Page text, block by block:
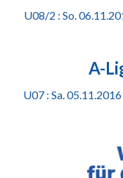
U08/2 : So.
A-
U07 : Sa.